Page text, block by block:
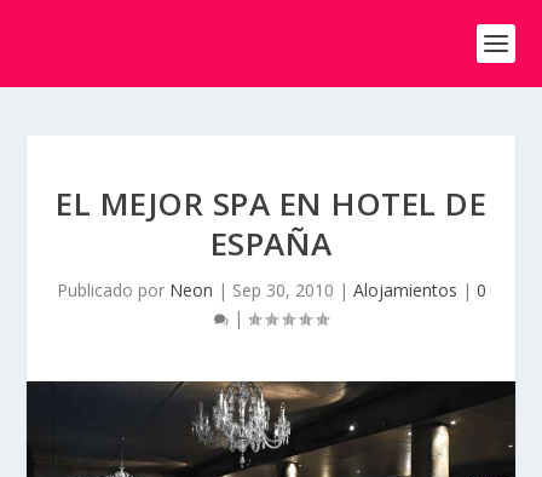
EL MEJOR SPA EN HOTEL DE
ESPAÑA
Publicado por Neon | Sep 30, 2010 | Alojamientos | 0
|